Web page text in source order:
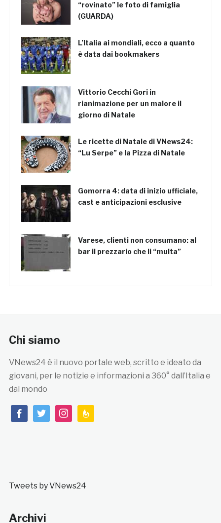
“rovinato” le foto di famiglia
(GUARDA)
L’Italia ai mondiali, ecco a quanto
è data dai bookmakers
Vittorio Cecchi Gori in
rianimazione per un malore il
giorno di Natale
Le ricette di Natale di VNews24:
“Lu Serpe” e la Pizza di Natale
Gomorra 4: data di inizio ufficiale,
cast e anticipazioni esclusive
Varese, clienti non consumano: al
bar il prezzario che li “multa”
Chi siamo
VNews24 è il nuovo portale web, scritto e ideato da
giovani, per le notizie e informazioni a 360° dall’Italia e
dal mondo
facebooktwitterinstagramfeedburner
Tweets by VNews24
Archivi